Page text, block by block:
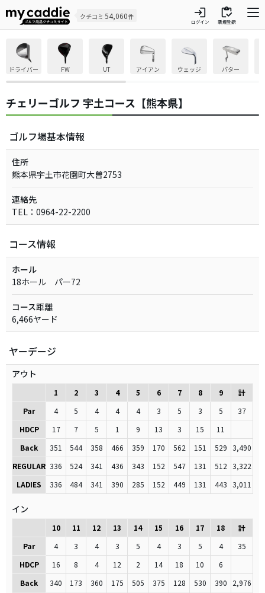
クチコミ 54,060件 login
ログイン
inventory
新規登録
ドライバー FW UT アイアン ウェッジ パター
チェリーゴルフ 宇土コース【熊本県】
ゴルフ場基本情報
住所
熊本県宇土市花園町大曽2753
連絡先
TEL：0964-22-2200
コース情報
ホール
18ホール パー72
コース距離
6,466ヤード
ヤーデージ
アウト
1 2 3 4 5 6 7 8 9
計
Par
4 5 4 4 4 3 5 3 5
37
HDCP
17 7 5 1 9 13 3 15
11
Back
351 544 358 466 359 170 562 151 529 3,490
REGULAR 336 524 341 436 343 152 547 131 512 3,322
LADIES
336 484 341 390 285 152 449 131 443 3,011
イン
10 11 12 13 14 15 16 17 18
計
Par
4 3 4 3 5 4 3 5 4
35
HDCP
16 8 4 12 2 14 18 10
6
Back
340 173 360 175 505 375 128 530 390
2,976